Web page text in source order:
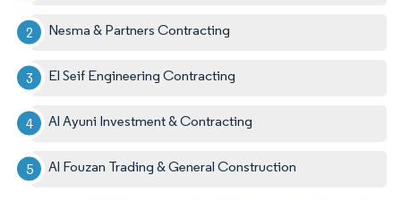
Nesma & Partners Contracting
El Seif Engineering Contracting
Al Ayuni Investment & Contracting
Al Fouzan Trading & General Construction